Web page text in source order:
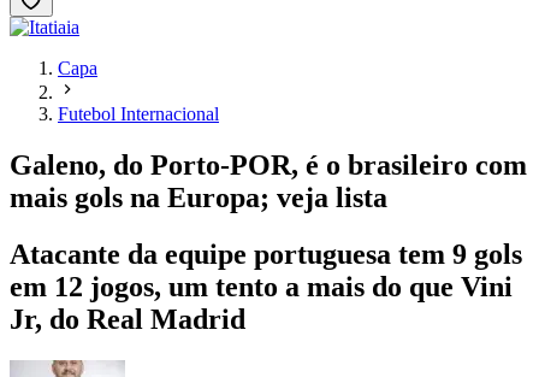
Capa
Futebol Internacional
Galeno, do Porto-POR, é o brasileiro com
mais gols na Europa; veja lista
Atacante da equipe portuguesa tem 9 gols
em 12 jogos, um tento a mais do que Vini
Jr, do Real Madrid